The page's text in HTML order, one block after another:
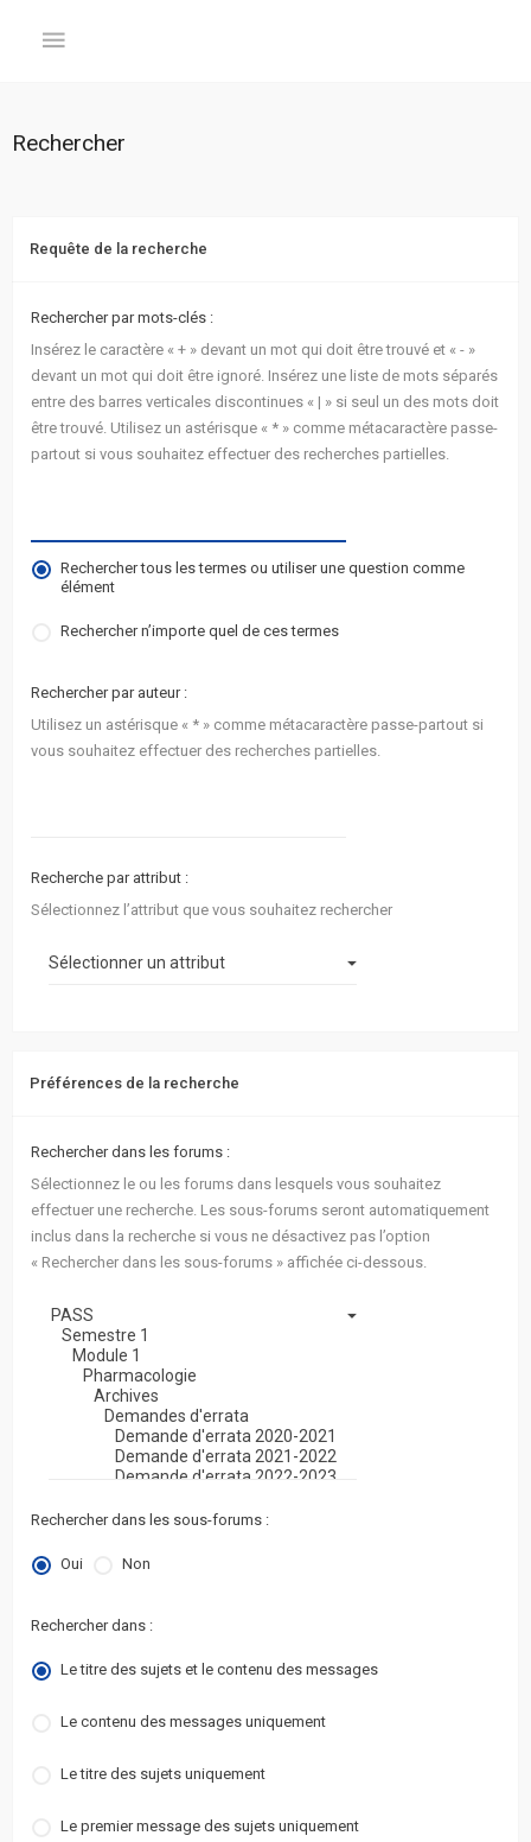
FORUM
Sujets
sans
réponse
actifs
L’équipe
Rechercher
Requête de la recherche
Rechercher par mots-clés :
Insérez le caractère « + » devant un mot qui doit être trouvé et « - »
devant un mot qui doit être ignoré. Insérez une liste de mots séparés
entre des barres verticales discontinues « | » si seul un des mots doit
être trouvé. Utilisez un astérisque « * » comme métacaractère passe-
partout si vous souhaitez effectuer des recherches partielles.
Rechercher tous les termes ou utiliser une question comme
élément
Rechercher n’importe quel de ces termes
Rechercher par auteur :
Utilisez un astérisque « * » comme métacaractère passe-partout si
vous souhaitez effectuer des recherches partielles.
Recherche par attribut :
Sélectionnez l’attribut que vous souhaitez rechercher
Préférences de la recherche
Rechercher dans les forums :
Sélectionnez le ou les forums dans lesquels vous souhaitez
effectuer une recherche. Les sous-forums seront automatiquement
inclus dans la recherche si vous ne désactivez pas l’option
« Rechercher dans les sous-forums » affichée ci-dessous.
Rechercher dans les sous-forums :
Oui Non
Rechercher dans :
Le titre des sujets et le contenu des messages
Le contenu des messages uniquement
Le titre des sujets uniquement
Le premier message des sujets uniquement